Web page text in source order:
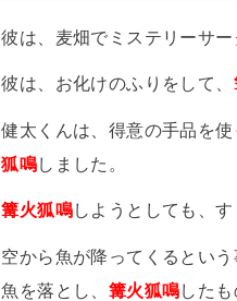
彼は、麦畑でミステリーサー
彼は、お化けのふりをして、
健太くんは、得意の手品を
狐鳴しました。
篝火狐鳴しようとしても、
空から魚が降ってくるとい
魚を落とし、 篝火狐鳴したも